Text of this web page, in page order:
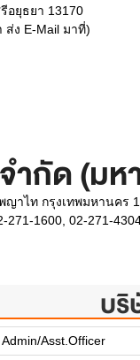
อยุธยา 13170
ส่ง E-Mail มาที่)
ำกัด (มห
ญาไท กรุงเทพมหานคร
271-1600, 02-271-
บริ
Admin/Asst.Officer